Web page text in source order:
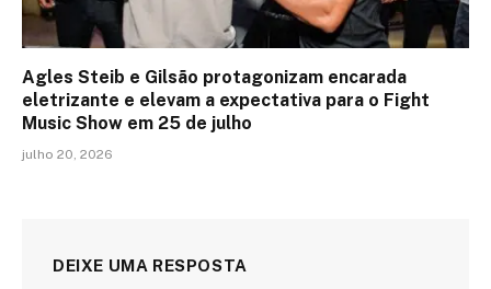
Agles Steib e Gilsão protagonizam encarada
eletrizante e elevam a expectativa para o Fight
Music Show em 25 de julho
julho 20, 2026
DEIXE UMA RESPOSTA